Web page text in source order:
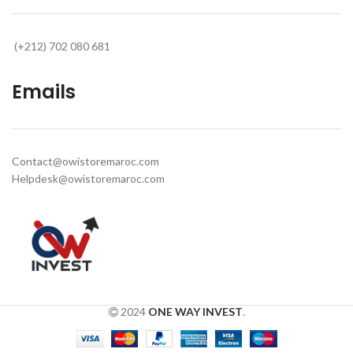
(+212) 702 080 681
Emails
Contact@owistoremaroc.com
Helpdesk@owistoremaroc.com
2024 ONE WAY INVEST.